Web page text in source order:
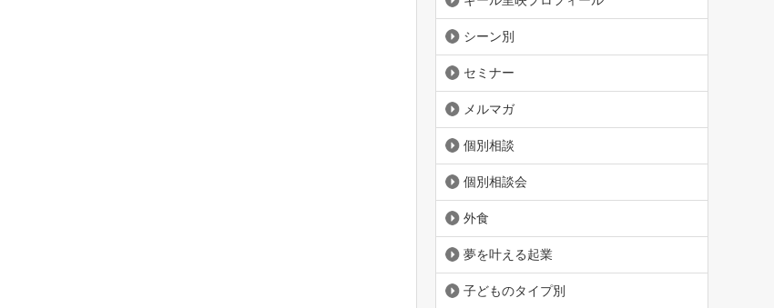
シーン別
セミナー
メルマガ
個別相談
個別相談会
外食
夢を叶える起業
子どものタイプ別